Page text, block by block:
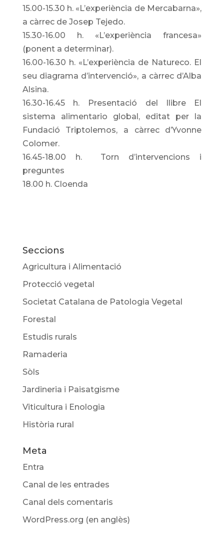
15.00-15.30 h. «L’experiència de Mercabarna»,
a càrrec de Josep Tejedo.
15.30-16.00 h. «L’experiència francesa»
(ponent a determinar).
16.00-16.30 h. «L’experiència de Natureco. El
seu diagrama d’intervenció», a càrrec d’Alba
Alsina.
16.30­-16.45 h. Presentació del llibre El
sistema alimentario global, editat per la
Fundació Triptolemos, a càrrec d’Yvonne
Colomer.
16.45­-18.00 h. Torn d’intervencions i
preguntes
18.00 h. Cloenda
Seccions
Agricultura i Alimentació
Protecció vegetal
Societat Catalana de Patologia Vegetal
Forestal
Estudis rurals
Ramaderia
Sòls
Jardineria i Paisatgisme
Viticultura i Enologia
Història rural
Meta
Entra
Canal de les entrades
Canal dels comentaris
WordPress.org (en anglès)